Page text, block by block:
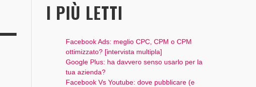
I PIÙ LETTI
Facebook Ads: meglio CPC, CPM o CPM
ottimizzato? [intervista multipla]
Google Plus: ha davvero senso usarlo per la
tua azienda?
Facebook Vs Youtube: dove pubblicare (e